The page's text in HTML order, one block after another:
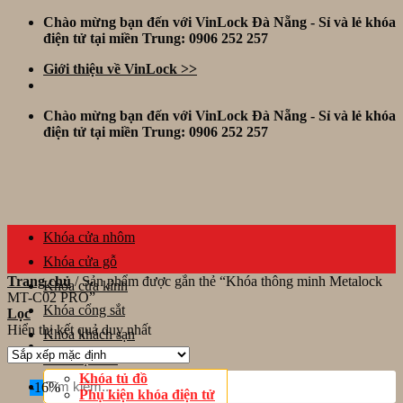
Skip
Chào mừng bạn đến với VinLock Đà Nẵng - Sỉ và lẻ khóa
điện tử tại miền Trung: 0906 252 257
Giới thiệu về VinLock >>
Chào mừng bạn đến với VinLock Đà Nẵng - Sỉ và lẻ khóa
điện tử tại miền Trung: 0906 252 257
Tìm
kiếm:
Khóa cửa nhôm
Khóa cửa gỗ
Khóa cửa kính
Khóa cổng sắt
Khóa khách sạn
Thiết bị khác
Khóa tủ đồ
Phụ kiện khóa điện tử
Trang chủ /Sản phẩm được gắn thẻ “Khóa thông minh Metalock
MT-C02 PRO”
Lọc
Hiển thị kết quả duy nhất
-16%